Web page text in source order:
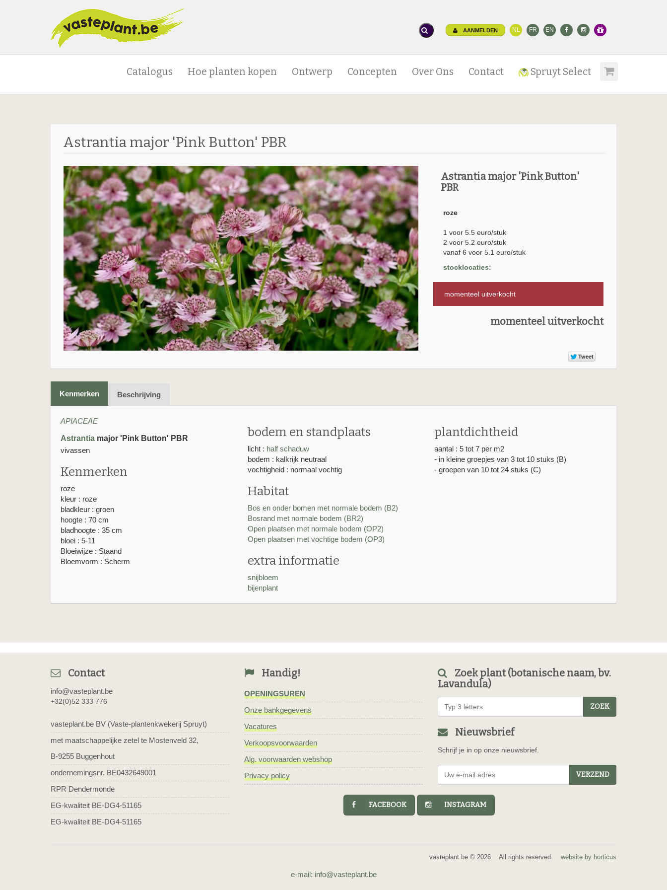
AANMELDEN NL FR EN
Catalogus Hoe planten kopen Ontwerp Concepten Over Ons Contact Spruyt Select
Astrantia major 'Pink Button' PBR
Astrantia major 'Pink Button'
PBR
roze
1 voor 5.5 euro/stuk
2 voor 5.2 euro/stuk
vanaf 6 voor 5.1 euro/stuk
stocklocaties:
momenteel uitverkocht
momenteel uitverkocht
Kenmerken Beschrijving
APIACEAE
Astrantia major 'Pink Button' PBR
vivassen
Kenmerken
roze
kleur : roze
bladkleur : groen
hoogte : 70 cm
bladhoogte : 35 cm
bloei : 5-11
Bloeiwijze : Staand
Bloemvorm : Scherm
bodem en standplaats
licht : half schaduw
bodem : kalkrijk neutraal
vochtigheid : normaal vochtig
Habitat
Bos en onder bomen met normale bodem (B2)
Bosrand met normale bodem (BR2)
Open plaatsen met normale bodem (OP2)
Open plaatsen met vochtige bodem (OP3)
extra informatie
snijbloem
bijenplant
plantdichtheid
aantal : 5 tot 7 per m2
- in kleine groepjes van 3 tot 10 stuks (B)
- groepen van 10 tot 24 stuks (C)
Contact
info@vasteplant.be
+32(0)52 333 776
vasteplant.be BV (Vaste-plantenkwekerij Spruyt)
met maatschappelijke zetel te Mostenveld 32,
B-9255 Buggenhout
ondernemingsnr. BE0432649001
RPR Dendermonde
EG-kwaliteit BE-DG4-51165
EG-kwaliteit BE-DG4-51165
Handig!
OPENINGSUREN
Onze bankgegevens
Vacatures
Verkoopsvoorwaarden
Alg. voorwaarden webshop
Privacy policy
Zoek plant (botanische naam, bv.
Lavandula)
ZOEK
Nieuwsbrief
Schrijf je in op onze nieuwsbrief.
VERZEND
FACEBOOK INSTAGRAM
vasteplant.be © 2026 All rights reserved. website by horticus
e-mail: info@vasteplant.be